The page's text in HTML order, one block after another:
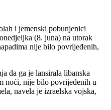
i jemenski pobunjenici
(8. juna) na utorak
nije bilo povrijeđenih,
da ga je lansirala libanska
noći, nije bilo povrijeđenih u
navela je izraelska vojska,